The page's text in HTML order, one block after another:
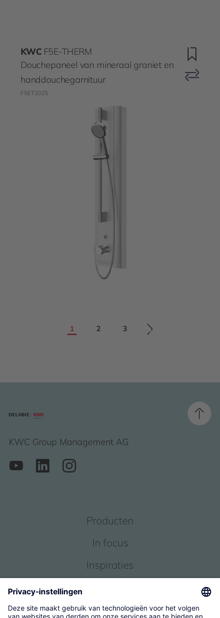
KWC F5E-THERM
Douchepaneel van mineraal graniet en
handdouchegarnituur
F5ET2025
1 2 3
KWC Group Management AG
Producten
In focus
Inspiraties
Over ons